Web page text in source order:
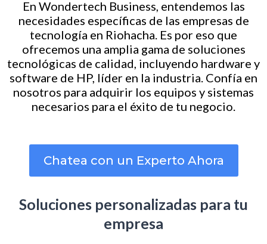
En Wondertech Business, entendemos las
necesidades específicas de las empresas de
tecnología en Riohacha. Es por eso que
ofrecemos una amplia gama de soluciones
tecnológicas de calidad, incluyendo hardware y
software de HP, líder en la industria. Confía en
nosotros para adquirir los equipos y sistemas
necesarios para el éxito de tu negocio.
Chatea con un Experto Ahora
Soluciones personalizadas para tu
empresa